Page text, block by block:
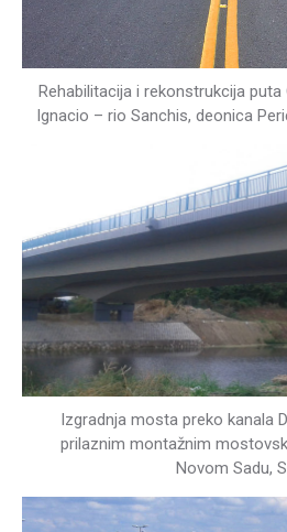
Rehabilitacija i rekonstrukcija
Ignacio – rio Sanchis, deonica
Izgradnja mosta preko kanala
prilaznim montažnim
Novom Sadu,